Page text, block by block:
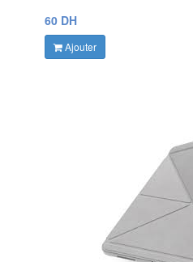
60 DH
Ajouter